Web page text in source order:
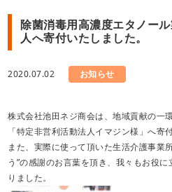
除菌消毒用高濃度エタノー
人へ寄付いたしました。
2020.07.02 お知らせ
株式会社池田ネジ商会は、地域貢献の一
「特定非営利活動法人イマジン様」へ寄
また、実際に使って頂いた生活介護事業
う”の感謝のお言葉を頂き、我々もお役
りました。